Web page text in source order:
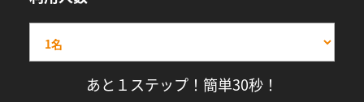
あと１ステップ！簡単30秒！